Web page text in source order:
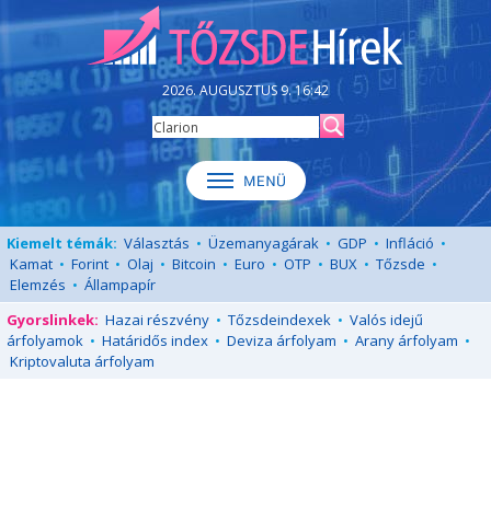
2026. AUGUSZTUS 9. 16:42
Kiemelt témák: Választás • Üzemanyagárak • GDP • Infláció •
Kamat • Forint • Olaj • Bitcoin • Euro • OTP • BUX • Tőzsde •
Elemzés • Állampapír
Gyorslinkek: Hazai részvény • Tőzsdeindexek • Valós idejű
árfolyamok • Határidős index • Deviza árfolyam • Arany árfolyam •
Kriptovaluta árfolyam